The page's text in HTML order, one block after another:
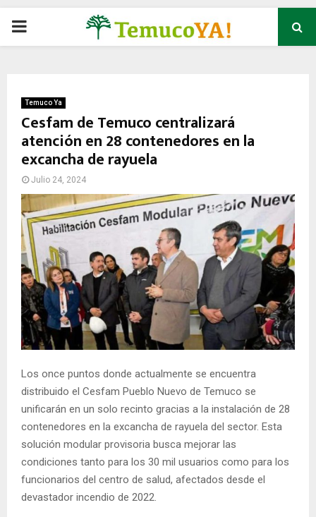
P
M
A
R
Y
M
E
N
U
Temuco Ya
Cesfam de Temuco centralizará
atención en 28 contenedores en la
excancha de rayuela
Julio 24, 2024
Los once puntos donde actualmente se encuentra
distribuido el Cesfam Pueblo Nuevo de Temuco se
unificarán en un solo recinto gracias a la instalación de 28
contenedores en la excancha de rayuela del sector. Esta
solución modular provisoria busca mejorar las
condiciones tanto para los 30 mil usuarios como para los
funcionarios del centro de salud, afectados desde el
devastador incendio de 2022.